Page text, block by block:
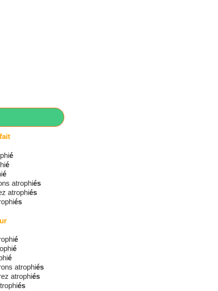
é
é
é
atrophiés
atrophiés
és
é
é
é
atrophiés
atrophiés
és